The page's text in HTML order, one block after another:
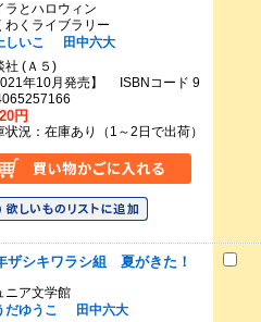
ラとハロウィン
わくライブラリー
しいこ
田中六大
社 (Ａ５)
年10月発売】 ISBNコード 9
円
状況：在庫あり（1～2日で出荷）
ザシキワラシ組 夏がきた！
ニア文学館
だゆうこ
田中六大